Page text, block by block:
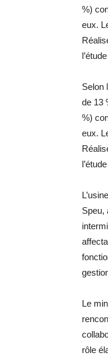
%)
eux.
Selon
de 13
%)
eux.
Speu,
Le
rôle